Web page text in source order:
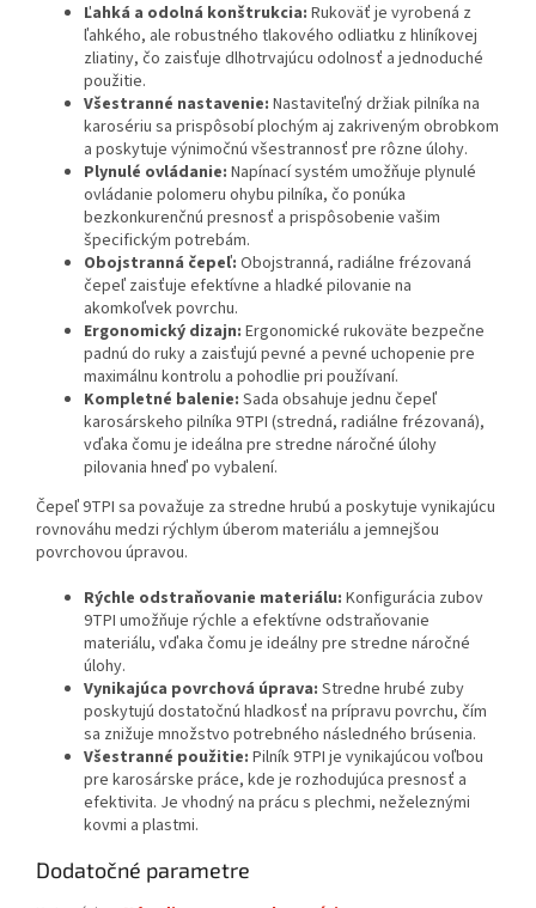
Ľahká a odolná konštrukcia: Rukoväť je vyrobená z
ľahkého, ale robustného tlakového odliatku z hliníkovej
zliatiny, čo zaisťuje dlhotrvajúcu odolnosť a jednoduché
použitie.
Všestranné nastavenie: Nastaviteľný držiak pilníka na
karosériu sa prispôsobí plochým aj zakriveným obrobkom
a poskytuje výnimočnú všestrannosť pre rôzne úlohy.
Plynulé ovládanie: Napínací systém umožňuje plynulé
ovládanie polomeru ohybu pilníka, čo ponúka
bezkonkurenčnú presnosť a prispôsobenie vašim
špecifickým potrebám.
Obojstranná čepeľ: Obojstranná, radiálne frézovaná
čepeľ zaisťuje efektívne a hladké pilovanie na
akomkoľvek povrchu.
Ergonomický dizajn: Ergonomické rukoväte bezpečne
padnú do ruky a zaisťujú pevné a pevné uchopenie pre
maximálnu kontrolu a pohodlie pri používaní.
Kompletné balenie: Sada obsahuje jednu čepeľ
karosárskeho pilníka 9TPI (stredná, radiálne frézovaná),
vďaka čomu je ideálna pre stredne náročné úlohy
pilovania hneď po vybalení.
Čepeľ 9TPI sa považuje za stredne hrubú a poskytuje vynikajúcu
rovnováhu medzi rýchlym úberom materiálu a jemnejšou
povrchovou úpravou.
Rýchle odstraňovanie materiálu: Konfigurácia zubov
9TPI umožňuje rýchle a efektívne odstraňovanie
materiálu, vďaka čomu je ideálny pre stredne náročné
úlohy.
Vynikajúca povrchová úprava: Stredne hrubé zuby
poskytujú dostatočnú hladkosť na prípravu povrchu, čím
sa znižuje množstvo potrebného následného brúsenia.
Všestranné použitie: Pilník 9TPI je vynikajúcou voľbou
pre karosárske práce, kde je rozhodujúca presnosť a
efektivita. Je vhodný na prácu s plechmi, neželeznými
kovmi a plastmi.
Dodatočné parametre